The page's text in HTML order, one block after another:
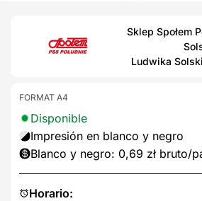
Sklep Społem
Ludwika
Horario:
FORMAT A4
Disponible
Impresión en blanco y negro
Blanco y negro: 0,69 zł bruto/